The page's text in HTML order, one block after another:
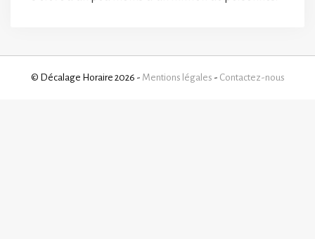
© Décalage Horaire 2026 - Mentions légales - Contactez-nous